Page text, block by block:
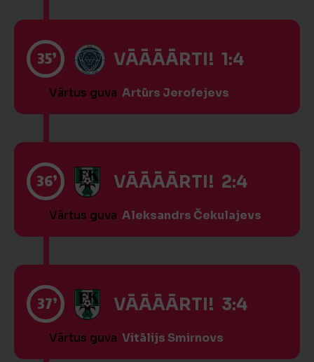
35’ VĀĀĀĀRTI! 1:4
Vārtus guva Artūrs Jerofejevs
36’ VĀĀĀĀRTI! 2:4
Vārtus guva Aleksandrs Čekulajevs
37’ VĀĀĀĀRTI! 3:4
Vārtus guva Vitālijs Smirnovs